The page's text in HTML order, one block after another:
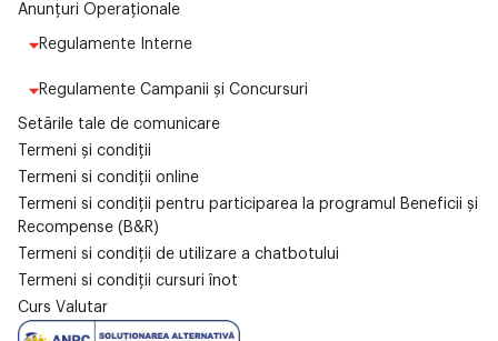
Anunțuri Operaționale
Regulamente Interne
Regulamente Campanii și Concursuri
Setările tale de comunicare
Termeni și condiții
Termeni si condiții online
Termeni si condiții pentru participarea la programul Beneficii și
Recompense (B&R)
Termeni si condiții de utilizare a chatbotului
Termeni si condiții cursuri înot
Curs Valutar